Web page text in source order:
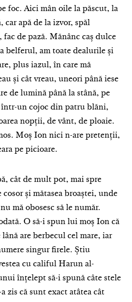
foc. Aici mân oile la păscut, la
car apă de la izvor, spăl
de pază. Mănânc caș dulce
belferul, am toate dealurile și
plus iazul, în care mă
și cât vreau, uneori până iese
de lumină până la stână, pe
un cojoc din patru blăni,
nopții, de vânt, de ploaie.
Moș Ion nici n-are pretenții,
pe picioare.
cât de mult pot, mai spre
și mătasea broaștei, unde
mă obosesc să le număr.
O să-i spun lui moș Ion că
are berbecul cel mare, iar
singur firele. Știu
cu califul Harun al-
înțelept să-i spună câte stele
zis că sunt exact atâtea cât